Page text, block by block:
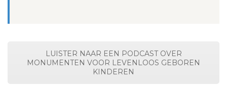
LUISTER NAAR EEN PODCAST OVER
MONUMENTEN VOOR LEVENLOOS GEBOREN
KINDEREN